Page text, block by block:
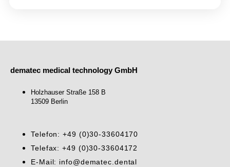
dematec medical technology GmbH
Holzhauser Straße 158 B
13509 Berlin
Telefon: +49 (0)30-33604170
Telefax: +49 (0)30-33604172
E-Mail: info@dematec.dental